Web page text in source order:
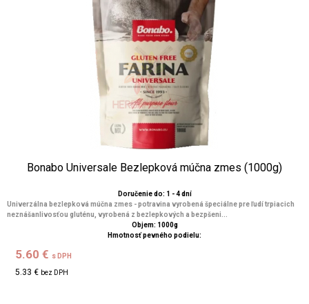
Bonabo Universale Bezlepková múčna zmes (1000g)
Doručenie do: 1 - 4 dní
Univerzálna bezlepková múčna zmes - potravina vyrobená špeciálne pre ľudí trpiacich
neznášanlivosťou gluténu, vyrobená z bezlepkových a bezpšeni...
Objem: 1000g
Hmotnosť pevného podielu:
5.60 € s DPH
5.33 € bez DPH